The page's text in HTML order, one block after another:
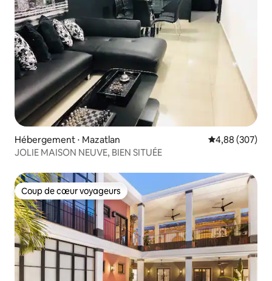
Hébergement ⋅ Mazatlan Évaluation
4,88 (307)
JOLIE MAISON NEUVE, BIEN SITUÉE
Coup de cœur voyageurs
Coup de cœur voyageurs